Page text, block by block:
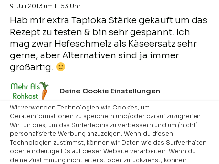
Deine Cookie Einstellungen
Wir verwenden Technologien wie Cookies, um
Geräteinformationen zu speichern und/oder darauf zuzugreifen.
Wir tun dies, um das Surferlebnis zu verbessern und um (nicht)
personalisierte Werbung anzuzeigen. Wenn du diesen
Technologien zustimmst, können wir Daten wie das Surfverhalten
oder eindeutige IDs auf dieser Website verarbeiten. Wenn du
deine Zustimmung nicht erteilst oder zurückziehst, können
9. Juli 2013 um 11:53 Uhr
Hab mir extra Tapioka Stärke gekauft um das
Rezept zu testen & bin sehr gespannt. Ich
mag zwar Hefeschmelz als Käseersatz sehr
gerne, aber Alternativen sind ja immer
großartig.
Antworten
Nicolesagt:
9. Juli 2013 um 15:18 Uhr